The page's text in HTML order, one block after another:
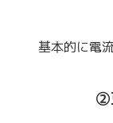
基本的に電
②